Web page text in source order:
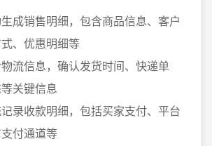
成销售明细，包含商品信息、客户
、优惠明细等
流信息，确认发货时间、快递单
关键信息
录收款明细，包括买家支付、平台
付通道等